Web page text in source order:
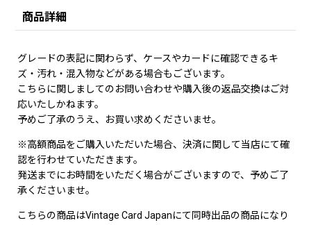
商品詳細
グレードの表記に関わらず、ケースやカードに確認できるキ
ズ・汚れ・混入物などがある場合もございます。
こちらに関しましてのお問い合わせや購入後の返品交換はご対
応いたしかねます。
予めご了承のうえ、お買い求めくださいませ。
※高額商品をご購入いただいた場合、決済に関して当店にて確
認を行わせていただきます。
発送までにお時間をいただく場合がございますので、予めご了
承くださいませ。
こちらの商品はVintage Card Japanにて同時出品の商品になり